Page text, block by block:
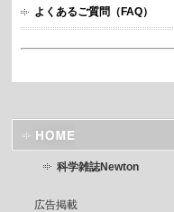
よくあるご質問（FAQ）
科学雑誌Newton
広告掲載